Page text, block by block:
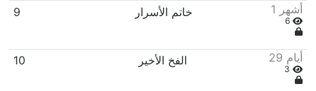
9 خاتم الأسرار 1 أشهر
6
10 الفخ الأخير 29 أيام
3